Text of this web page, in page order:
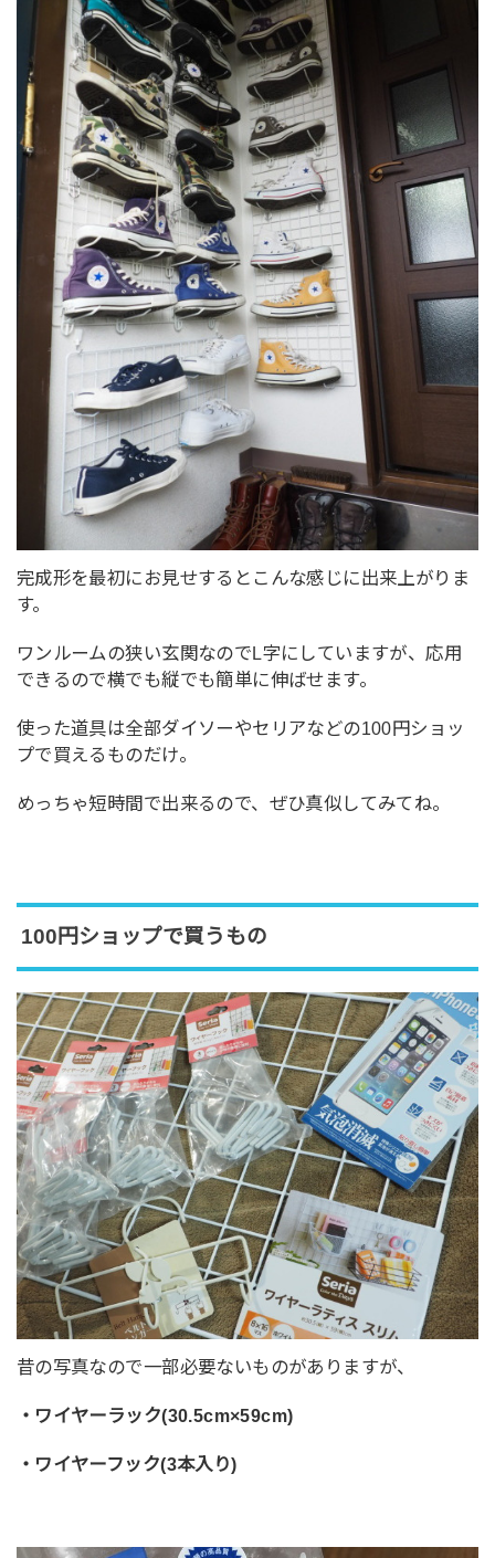
完成形を最初にお見せするとこんな感じに出来上がりま
す。
ワンルームの狭い玄関なのでL字にしていますが、応用
できるので横でも縦でも簡単に伸ばせます。
使った道具は全部ダイソーやセリアなどの100円ショッ
プで買えるものだけ。
めっちゃ短時間で出来るので、ぜひ真似してみてね。
100円ショップで買うもの
昔の写真なので一部必要ないものがありますが、
・ワイヤーラック(30.5cm×59cm)
・ワイヤーフック(3本入り)